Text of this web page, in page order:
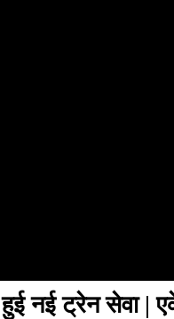
नई ट्रेन सेवा |